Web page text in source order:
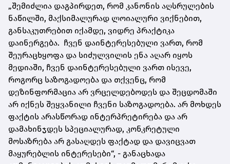
„შემიძლია დაგპირდეთ, რომ კანონის აღსრულების
ნაწილში, მაქსიმალურად ლოიალური ვიქნებით,
განსაკუთრებით იქამდე, ვიდრე პრაქტიკა
დაინერგება. ჩვენ დაინტერესებული ვართ, რომ
შეურაცხყოფა და სიძულვილის ენა აღარ იყოს
მედიაში, ჩვენ დაინტერესებული ვართ ისევე,
როგორც საზოგადოება და თქვენც, რომ
დეზინფორმაცია არ ვრცელდებოდეს და შეცდომაში
არ იქნეს შეყვანილი ჩვენი საზოგადოება. არ მოხდეს
ფაქტის არასწორად ინტერპრეტირება და არ
დამახინჯდეს სპეციალურად, კონკრეტული
მოსაზრება არ გასაღდეს ფაქტად და დავიცვათ
მაყურებლის ინტერესები“, - განაცხადა